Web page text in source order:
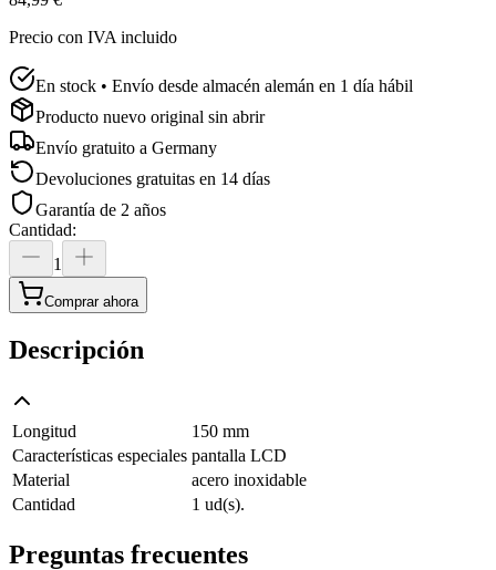
Precio con IVA incluido
En stock • Envío desde almacén alemán en 1 día hábil
Producto nuevo original sin abrir
Envío gratuito a Germany
Devoluciones gratuitas en 14 días
Garantía de 2 años
Cantidad:
1
Comprar ahora
Descripción
Longitud
150 mm
Características especiales pantalla LCD
Material
acero inoxidable
Cantidad
1 ud(s).
Preguntas frecuentes